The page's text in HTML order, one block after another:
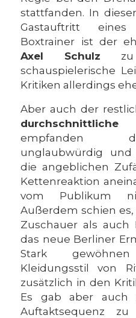
stattfanden. In
Gastauftritt
Boxtrainer ist der
Axel Schulz zu
schauspielerische
Kritiken allerdings
Aber auch der
durchschnittliche
empfanden
unglaubwürdig und
die angeblichen
Kettenreaktion
vom Publikum
Außerdem schien es,
Zuschauer als
das neue Berliner
Stark
Kleidungsstil von
zusätzlich in den
Es gab aber auch
Auftaktsequenz